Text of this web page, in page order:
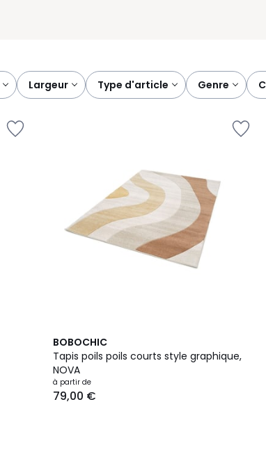
largeur type d'article genre
BOBOCHIC
Tapis poils poils courts style graphique,
NOVA
à partir de
79,00 €